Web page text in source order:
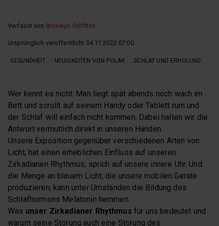
Verfasst von Bronwyn Griffiths
Ursprünglich veröffentlicht 04.11.2022 07:00
GESUNDHEIT NEUIGKEITEN VON POLAR SCHLAF UND ERHOLUNG
Wer kennt es nicht: Man liegt spät abends noch wach im
Bett und scrollt auf seinem Handy oder Tablett rum und
der Schlaf will einfach nicht kommen. Dabei halten wir die
Antwort vermutlich direkt in unseren Händen.
Unsere Exposition gegenüber verschiedenen Arten von
Licht, hat einen erheblichen Einfluss auf unseren
Zirkadianen Rhythmus, sprich auf unsere innere Uhr. Und
die Menge an blauem Licht, die unsere mobilen Geräte
produzieren, kann unter Umständen die Bildung des
Schlafhormons Melatonin hemmen.
Was unser Zirkadianer Rhythmus für uns bedeutet und
warum seine Störung auch eine Störung des